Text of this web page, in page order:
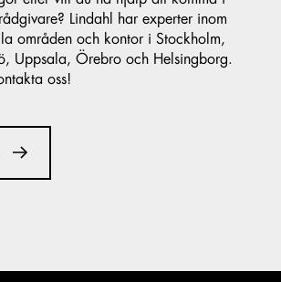
Lindahl har experter inom
områden och kontor i Stockholm,
Uppsala, Örebro och Helsingborg.
oss!